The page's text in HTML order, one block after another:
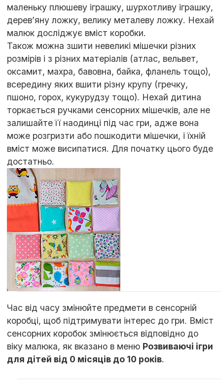
маленьку плюшеву іграшку, шурхотливу іграшку,
дерев’яну ложку, велику металеву ложку. Нехай
малюк досліджує вміст коробки.
Також можна зшити невеликі мішечки різних
розмірів і з різних матеріалів (атлас, вельвет,
оксамит, махра, бавовна, байка, фланель тощо),
всередину яких вшити різну крупу (гречку,
пшоно, горох, кукурудзу тощо). Нехай дитина
торкається ручками сенсорних мішечків, але не
залишайте її наодинці під час гри, адже вона
може розгризти або пошкодити мішечки, і їхній
вміст може висипатися. Для початку цього буде
достатньо.
Час від часу змінюйте предмети в сенсорній
коробці, щоб підтримувати інтерес до гри. Вміст
сенсорних коробок змінюється відповідно до
віку малюка, як вказано в меню Розвиваючі ігри
для дітей від 0 місяців до 10 років.